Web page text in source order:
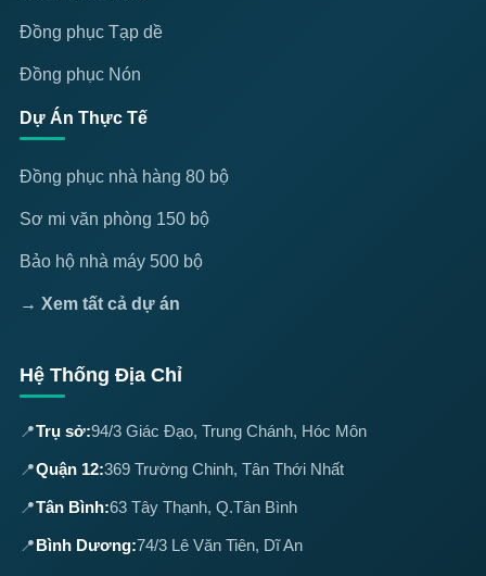
Đồng phục Tạp dề
Đồng phục Nón
Dự Án Thực Tế
Đồng phục nhà hàng 80 bộ
Sơ mi văn phòng 150 bộ
Bảo hộ nhà máy 500 bộ
→ Xem tất cả dự án
Hệ Thống Địa Chỉ
📍Trụ sở:94/3 Giác Đạo, Trung Chánh, Hóc Môn
📍Quận 12:369 Trường Chinh, Tân Thới Nhất
📍Tân Bình:63 Tây Thạnh, Q.Tân Bình
📍 Bình Dương:74/3 Lê Văn Tiên, Dĩ An